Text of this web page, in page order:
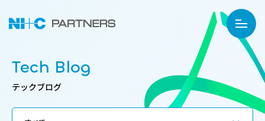
Tech Blog
テックブログ